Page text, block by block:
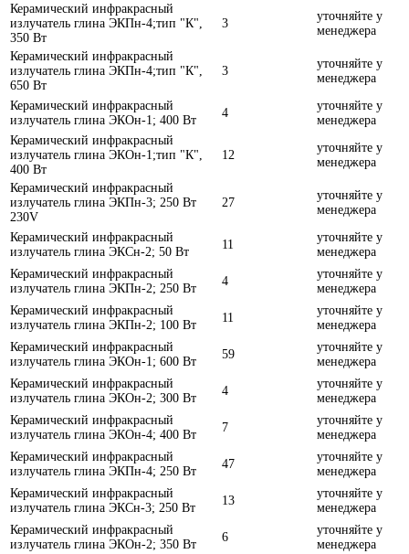
Керамический инфракрасный
излучатель глина ЭКПн-4;тип "К",
350 Вт
3
уточняйте у
менеджера
Керамический инфракрасный
излучатель глина ЭКПн-4;тип "К",
650 Вт
3
уточняйте у
менеджера
Керамический инфракрасный
излучатель глина ЭКОн-1; 400 Вт
4
уточняйте у
менеджера
Керамический инфракрасный
излучатель глина ЭКОн-1;тип "К",
400 Вт
12
уточняйте у
менеджера
Керамический инфракрасный
излучатель глина ЭКПн-3; 250 Вт
230V
27
уточняйте у
менеджера
Керамический инфракрасный
излучатель глина ЭКСн-2; 50 Вт
11
уточняйте у
менеджера
Керамический инфракрасный
излучатель глина ЭКПн-2; 250 Вт
4
уточняйте у
менеджера
Керамический инфракрасный
излучатель глина ЭКПн-2; 100 Вт
11
уточняйте у
менеджера
Керамический инфракрасный
излучатель глина ЭКОн-1; 600 Вт
59
уточняйте у
менеджера
Керамический инфракрасный
излучатель глина ЭКОн-2; 300 Вт
4
уточняйте у
менеджера
Керамический инфракрасный
излучатель глина ЭКОн-4; 400 Вт
7
уточняйте у
менеджера
Керамический инфракрасный
излучатель глина ЭКПн-4; 250 Вт
47
уточняйте у
менеджера
Керамический инфракрасный
излучатель глина ЭКСн-3; 250 Вт
13
уточняйте у
менеджера
Керамический инфракрасный
излучатель глина ЭКОн-2; 350 Вт
6
уточняйте у
менеджера